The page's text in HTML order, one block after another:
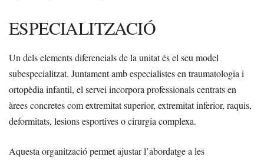
ESPECIALITZACIÓ
Un dels elements diferencials de la unitat és el seu model
subespecialitzat. Juntament amb especialistes en traumatologia i
ortopèdia infantil, el servei incorpora professionals centrats en
àrees concretes com extremitat superior, extremitat inferior, raquis,
deformitats, lesions esportives o cirurgia complexa.
Aquesta organització permet ajustar l’abordatge a les